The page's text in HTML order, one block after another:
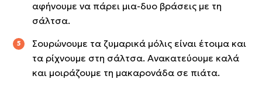
αφήνουμε να πάρει μια-δυο βράσεις με τη
σάλτσα.
Σουρώνουμε τα ζυμαρικά μόλις είναι έτοιμα και
τα ρίχνουμε στη σάλτσα. Ανακατεύουμε καλά
και μοιράζουμε τη μακαρονάδα σε πιάτα.